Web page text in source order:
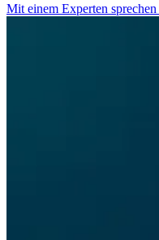
Mit einem Experten sprechen